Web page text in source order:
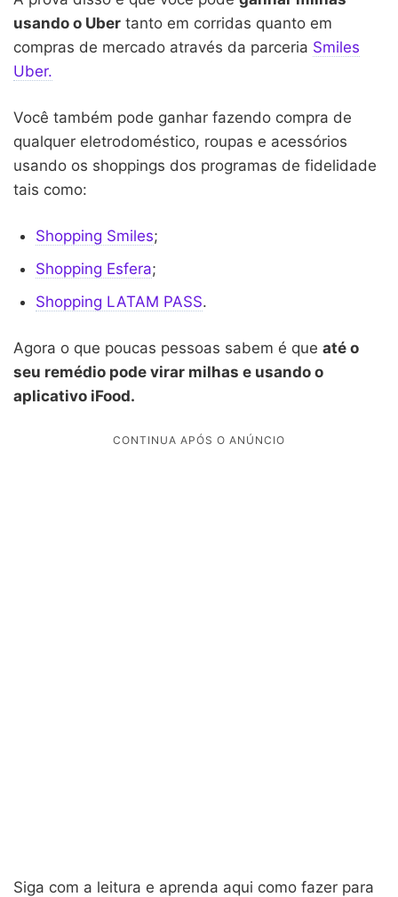
usando o Uber tanto em corridas quanto em
compras de mercado através da parceria Smiles
Uber.
Você também pode ganhar fazendo compra de
qualquer eletrodoméstico, roupas e acessórios
usando os shoppings dos programas de fidelidade
tais como:
Shopping Smiles;
Shopping Esfera;
Shopping LATAM PASS.
Agora o que poucas pessoas sabem é que até o
seu remédio pode virar milhas e usando o
aplicativo iFood.
Siga com a leitura e aprenda aqui como fazer para